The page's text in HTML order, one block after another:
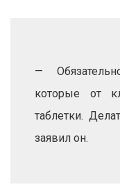
—
которые от
таблетки.
заявил он.